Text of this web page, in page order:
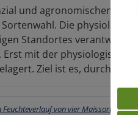
und agronomischen
Die
Standortes
Erst mit der
Ziel ist es, durch